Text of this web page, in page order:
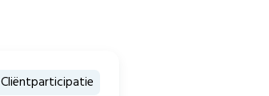
Cliëntparticipatie